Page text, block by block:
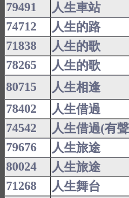
79491 人生車站
74712 人生的路
71838 人生的歌
78265 人生的歌
80715 人生相逢
78402 人生借過
74542 人生借過(有
79676 人生旅途
80024 人生旅途
71268 人生舞台